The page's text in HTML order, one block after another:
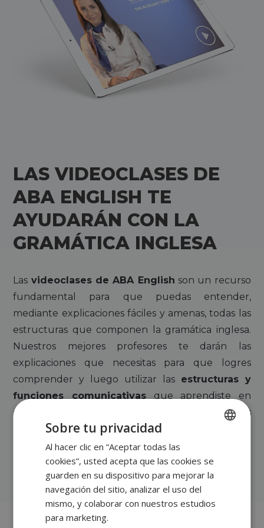
LAS VIDEOCLASES DE
ABA ENGLISH TE
AYUDARÁN CON LA
GRAMÁTICA INGLESA
Las videoclases de ABA English son un recurso
fundamental para que puedas entender,
mediante explicaciones fáciles y amenas, todas las
estructuras que componen la gramática inglesa.
Nuestros mejores profesores te darán las
explicaciones que necesitas para que logres
comprender y luego utilizar las estructuras y
funciones comunicativas
que aprendiste en
cada unidad del curso. Podrás ver las videoclases
las veces que quieras y con la posibilidad de
activar los subtítulos en tu idioma o en inglés, para
no perderte de nada.
SPANISH
ENGLISH
GERMAN
ITALIAN
Sobre tu privacidad
Al hacer clic en “Aceptar todas las
cookies”, usted acepta que las cookies se
guarden en su dispositivo para mejorar la
navegación del sitio, analizar el uso del
mismo, y colaborar con nuestros estudios
para marketing.